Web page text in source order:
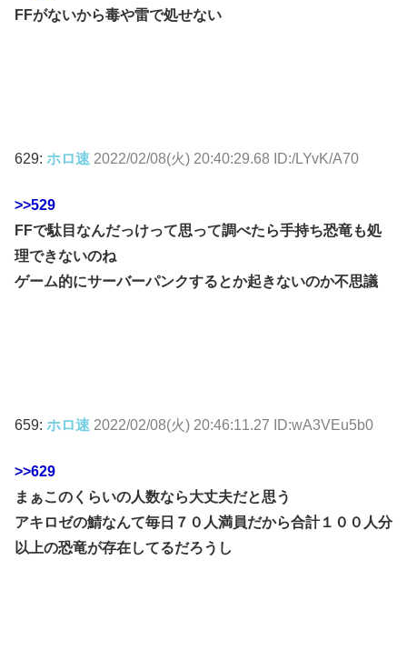
FFがないから毒や雷で処せない
629: ホロ速 2022/02/08(火) 20:40:29.68 ID:/LYvK/A70
>>529
FFで駄目なんだっけって思って調べたら手持ち恐竜も処
理できないのね
ゲーム的にサーバーパンクするとか起きないのか不思議
659: ホロ速 2022/02/08(火) 20:46:11.27 ID:wA3VEu5b0
>>629
まぁこのくらいの人数なら大丈夫だと思う
アキロゼの鯖なんて毎日７０人満員だから合計１００人分
以上の恐竜が存在してるだろうし